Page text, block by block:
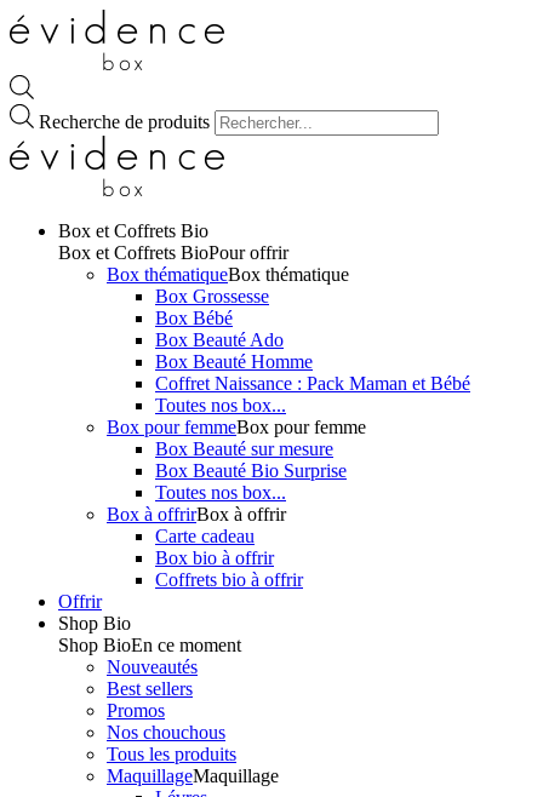
Recherche de produits
Box et Coffrets Bio
Box et Coffrets BioPour offrir
Box thématiqueBox thématique
Box Grossesse
Box Bébé
Box Beauté Ado
Box Beauté Homme
Coffret Naissance : Pack Maman et Bébé
Toutes nos box...
Box pour femmeBox pour femme
Box Beauté sur mesure
Box Beauté Bio Surprise
Toutes nos box...
Box à offrirBox à offrir
Carte cadeau
Box bio à offrir
Coffrets bio à offrir
Offrir
Shop Bio
Shop BioEn ce moment
Nouveautés
Best sellers
Promos
Nos chouchous
Tous les produits
MaquillageMaquillage